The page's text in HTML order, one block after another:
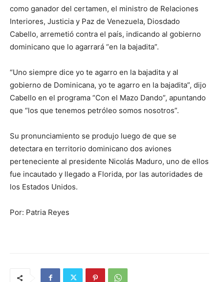
como ganador del certamen, el ministro de Relaciones
Interiores, Justicia y Paz de Venezuela, Diosdado
Cabello, arremetió contra el país, indicando al gobierno
dominicano que lo agarrará “en la bajadita”.
“Uno siempre dice yo te agarro en la bajadita y al
gobierno de Dominicana, yo te agarro en la bajadita”, dijo
Cabello en el programa “Con el Mazo Dando”, apuntando
que “los que tenemos petróleo somos nosotros”.
Su pronunciamiento se produjo luego de que se
detectara en territorio dominicano dos aviones
perteneciente al presidente Nicolás Maduro, uno de ellos
fue incautado y llegado a Florida, por las autoridades de
los Estados Unidos.
Por: Patria Reyes